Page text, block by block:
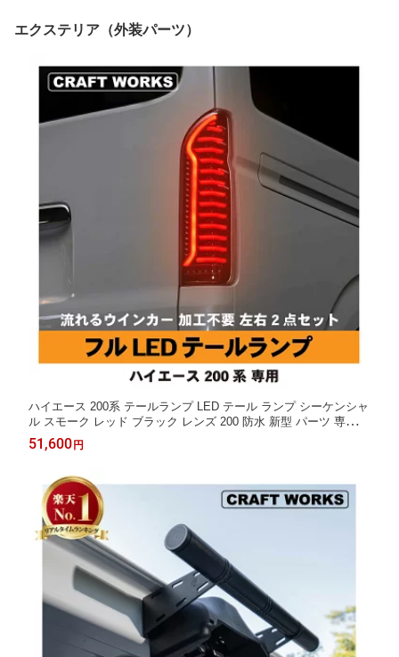
エクステリア（外装パーツ）
ハイエース 200系 テールランプ LED テール ランプ シーケンシャ
ル スモーク レッド ブラック レンズ 200 防水 新型 パーツ 専用
左 右 カバー 取付 簡単 流れる ウィンカー 交換 1型 2型 3型 4型 5
型 6型 7型 8型 トヨタ TOYOTA HIACE
51,600 円